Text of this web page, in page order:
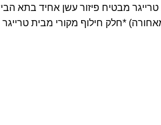
מבטיח פיזור עשן אחיד בתא
*חלק חילוף מקורי מבית טרייגר